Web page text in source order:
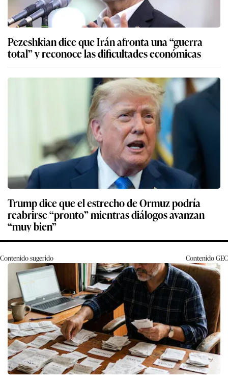
Pezeshkian dice que Irán afronta una “guerra
total” y reconoce las dificultades económicas
Trump dice que el estrecho de Ormuz podría
reabrirse “pronto” mientras diálogos avanzan
“muy bien”
Contenido sugerido ContenidoGEC